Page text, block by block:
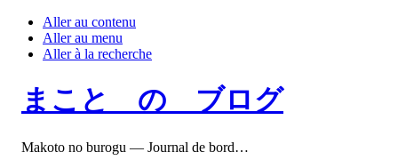
Aller au contenu
Aller au menu
Aller à la recherche
まこと の ブログ
Makoto no burogu — Journal de bord…